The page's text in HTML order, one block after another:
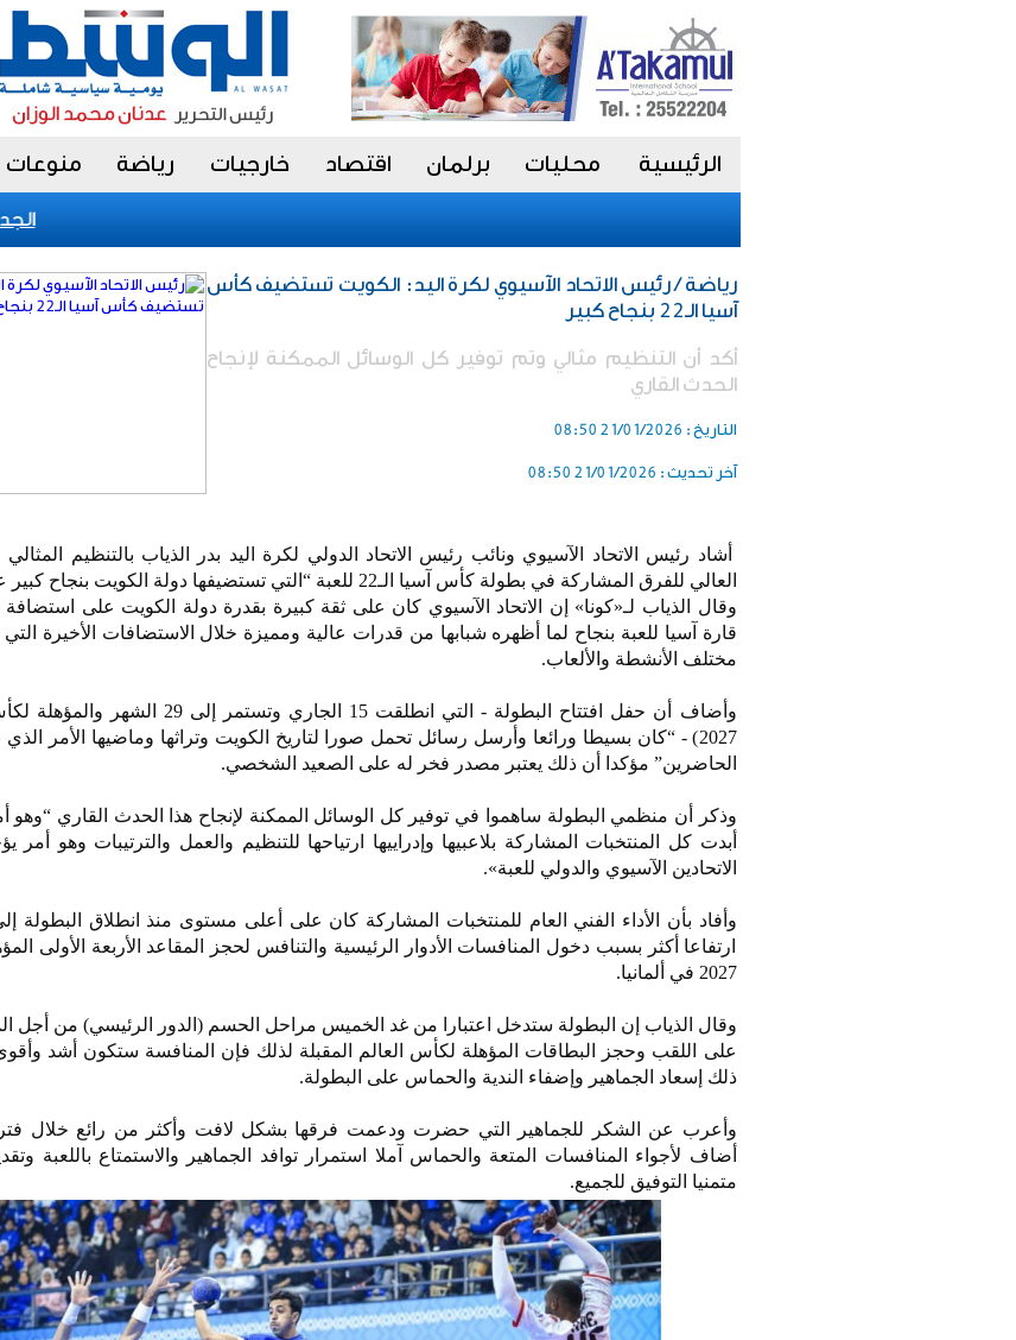
الرئيسية محليات برلمان اقتصاد خارجيات رياضة منوعات
رياضة / رئيس الاتحاد الآسيوي لكرة اليد: الكويت تستضيف كأس
آسيا الـ22 بنجاح كبير
أكد أن التنظيم مثالي وتم توفير كل الوسائل الممكنة لإنجاح
الحدث القاري
التاريخ : 21/01/2026 08:50
آخر تحديث : 21/01/2026 08:50
أشاد رئيس الاتحاد الآسيوي ونائب رئيس الاتحاد الدولي لكرة اليد بدر الذياب بالتنظيم
العالي للفرق المشاركة في بطولة كأس آسيا الـ22 للعبة “التي تستضيفها دولة الكويت بنجاح كبير على كل الصعد».
وقال الذياب لـ«كونا» إن الاتحاد الآسيوي كان على ثقة كبيرة بقدرة دولة الكويت على
قارة آسيا للعبة بنجاح لما أظهره شبابها من قدرات عالية ومميزة خلال الاستضافات الأخيرة التي
مختلف الأنشطة والألعاب.
وأضاف أن حفل افتتاح البطولة - التي انطلقت 15 الجاري
2027) - “كان بسيطا ورائعا وأرسل رسائل تحمل صورا لتاريخ الكويت وتراثها وماضيها الأمر
الحاضرين” مؤكدا أن ذلك يعتبر مصدر فخر له على الصعيد الشخصي.
وذكر أن منظمي البطولة ساهموا في توفير كل الوسائل الممكنة لإنجاح هذا الحدث القاري “وهو
أبدت كل المنتخبات المشاركة بلاعبيها وإدراييها ارتياحها للتنظيم والعمل والترتيبات وهو أمر
الاتحادين الآسيوي والدولي للعبة».
وأفاد بأن الأداء الفني العام للمنتخبات المشاركة كان على أعلى مستوى منذ انطلاق البطولة
ارتفاعا أكثر بسبب دخول المنافسات الأدوار الرئيسية والتنافس لحجز المقاعد الأربعة الأولى
2027 في ألمانيا.
وقال الذياب إن البطولة ستدخل اعتبارا من غد الخميس مراحل الحسم (الدور الرئيسي) من أجل
على اللقب وحجز البطاقات المؤهلة لكأس العالم المقبلة لذلك فإن المنافسة ستكون أشد
ذلك إسعاد الجماهير وإضفاء الندية والحماس على البطولة.
وأعرب عن الشكر للجماهير التي حضرت ودعمت فرقها بشكل لافت وأكثر من رائع خلال
أضاف لأجواء المنافسات المتعة والحماس آملا استمرار توافد الجماهير والاستمتاع باللعبة
متمنيا التوفيق للجميع.